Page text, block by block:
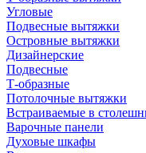
Угловые
Подвесные вытяжки
Островные вытяжки
Дизайнерские
Подвесные
Т-образные
Потолочные вытяжки
Встраиваемые в
Варочные панели
Духовые шкафы